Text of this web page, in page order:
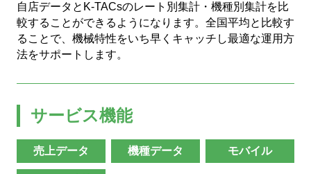
株式会社ゼクロスクリエイティブ
株式会社キタック販売
企業活動
自店データとK-TACsのレート別集計・機種別集計を比
較することができるようになります。全国平均と比較す
ることで、機械特性をいち早くキャッチし最適な運用方
法をサポートします。
サービス機能
売上データ 機種データ モバイル